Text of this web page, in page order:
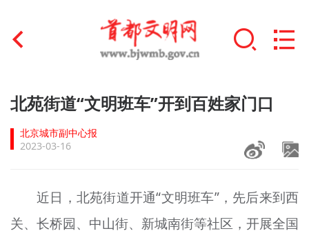
首页
文明创建
文明培育
+
未成年人思想道德建设
北苑街道“文明班车”开到百姓家门口
北京城市副中心报
2023-03-16
近日，北苑街道开通“文明班车”，先后来到西
关、长桥园、中山街、新城南街等社区，开展全国